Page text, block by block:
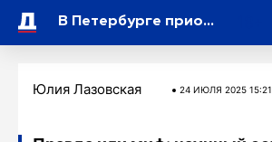
В Петербурге приостановят движение трамваев по Володарскому мосту
Юлия Лазовская 24 ИЮЛЯ 2025 15:21